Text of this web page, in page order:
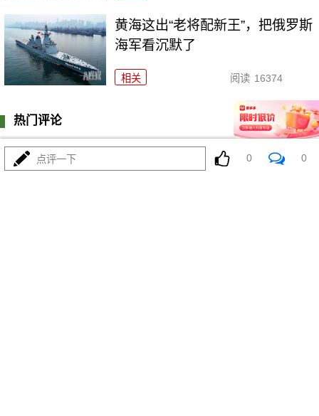
黄海这出“老将配新王”，把俄罗斯
海军看沉默了
相关 阅读 16374
热门评论
0 条评论 登陆
点评一下 0 0